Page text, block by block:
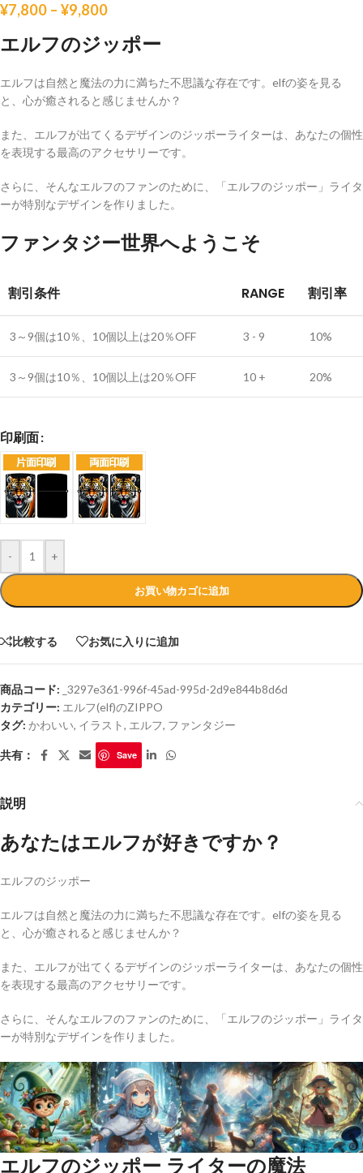
¥7,800 – ¥9,800
エルフのジッポー
エルフは自然と魔法の力に満ちた不思議な存在です。elfの姿を見る
と、心が癒されると感じませんか？
また、エルフが出てくるデザインのジッポーライターは、あなたの個性
を表現する最高のアクセサリーです。
さらに、そんなエルフのファンのために、「エルフのジッポー」ライタ
ーが特別なデザインを作りました。
ファンタジー世界へようこそ
割引条件 RANGE 割引率
3～9個は10％、10個以上は20％OFF 3 - 9 10%
3～9個は10％、10個以上は20％OFF 10 + 20%
印刷面
- +
お買い物カゴに追加
比較する お気に入りに追加
商品コード: _3297e361-996f-45ad-995d-2d9e844b8d6d
カテゴリー: エルフ(elf)のZIPPO
タグ: かわいい, イラスト, エルフ, ファンタジー
共有： Save
説明
あなたはエルフが好きですか？
エルフのジッポー
エルフは自然と魔法の力に満ちた不思議な存在です。elfの姿を見る
と、心が癒されると感じませんか？
また、エルフが出てくるデザインのジッポーライターは、あなたの個性
を表現する最高のアクセサリーです。
さらに、そんなエルフのファンのために、「エルフのジッポー」ライタ
ーが特別なデザインを作りました。
エルフのジッポー ライターの魔法